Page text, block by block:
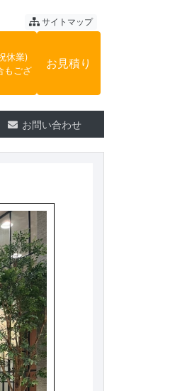
サイトマップ
休業)
もござ
お見積り
お問い合わせ